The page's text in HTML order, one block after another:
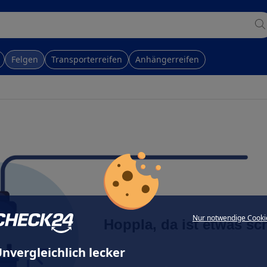
Nur notwendige
lecker
Felgen Transporterreifen Anhängerreifen
Hoppla, da ist etwas